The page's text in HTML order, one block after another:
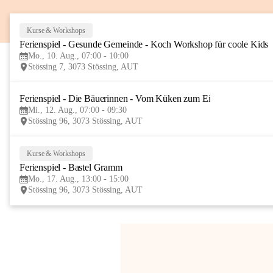
Kurse & Workshops
Ferienspiel - Gesunde Gemeinde - Koch Workshop für coole Kids
Mo., 10. Aug., 07:00 - 10:00
Stössing 7, 3073 Stössing, AUT
Ferienspiel - Die Bäuerinnen - Vom Küken zum Ei
Mi., 12. Aug., 07:00 - 09:30
Stössing 96, 3073 Stössing, AUT
Kurse & Workshops
Ferienspiel - Bastel Gramm
Mo., 17. Aug., 13:00 - 15:00
Stössing 96, 3073 Stössing, AUT